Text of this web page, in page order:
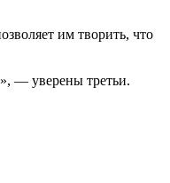
им творить, что
— уверены третьи.